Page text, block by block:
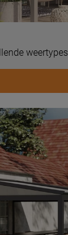
weertypes